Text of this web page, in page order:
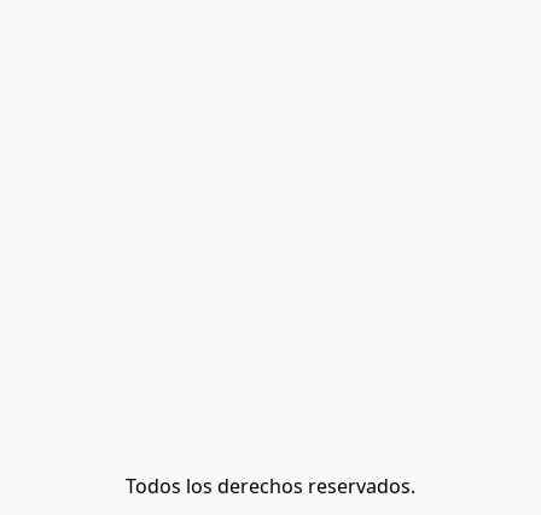
Todos los derechos reservados.